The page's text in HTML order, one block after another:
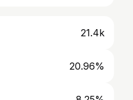
21.4k
20.96%